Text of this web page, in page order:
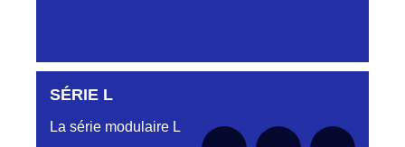
Aucune pièce disponible pour cette série pour
SÉRIE L
La série modulaire L